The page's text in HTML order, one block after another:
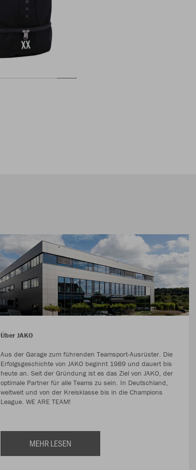
Über JAKO
Aus der Garage zum führenden Teamsport-Ausrüster. Die
Erfolgsgeschichte von JAKO beginnt 1989 und dauert bis
heute an. Seit der Gründung ist es das Ziel von JAKO, der
optimale Partner für alle Teams zu sein. In Deutschland,
weltweit und von der Kreisklasse bis in die Champions
League. WE ARE TEAM!
MEHR LESEN